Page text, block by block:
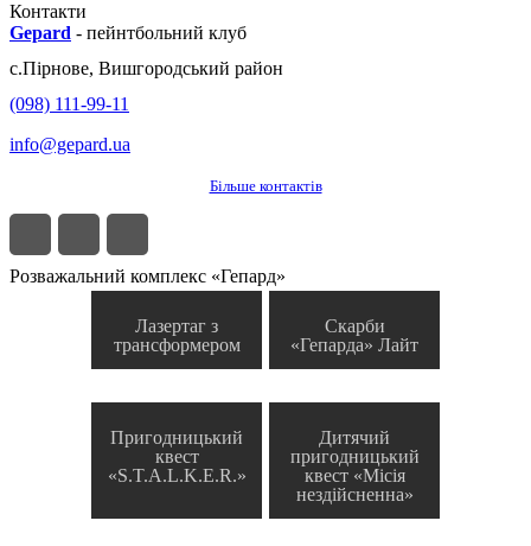
Контакти
Gepard - пейнтбольний клуб
с.Пірнове, Вишгородський район
(098) 111-99-11
info@gepard.ua
Більше контактів
Розважальний комплекс «Гепард»
Лазертаг з
трансформером
Скарби
«Гепарда» Лайт
Пригодницький
квест
«S.T.A.L.K.E.R.»
Дитячий
пригодницький
квест «Місія
нездійсненна»